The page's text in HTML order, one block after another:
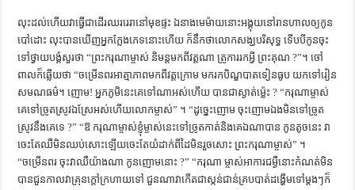
លុះ​ដល់​ហើយ​វា​ធ្វើ​ជា​ដើរ​ឈរ​រេរា​នៅ​មុខ​ផ្ទះ ឯ​នាង​មេម៉ាយ​នោះ​អង្គុយ​នៅ​រាន​ហាល​ឲ្យ​កូន​
បៅ​ដោះ លុះ​បាន​ឃើញ​អ្នក​ក្លែង​ភេទ​នោះ​ហើយ ក៏​នឹក​ថា​លោក​សង្ឃ​បរិសុទ្ធ ទើប​បី​កូន​ចុះ​
ទៅ​ថ្វាយ​បង្គំ​សួរ​ថា “ព្រះ​ករុណា​ម្ចាស់ និមន្ត​មក​ពី​វត្ត​ណា ត្រូ​ការ​រក​អ្វី ព្រះគុណ ?”។ ចៅ​
ពាល​ក៏​ឆ្លើយ​ថា “ចម្រើន​ពរ​អាត្មា​ភាព​មក​ពី​វត្ត​ក្រោម មក​រក​បិណ្ឌ​បាត​ទៀន​ធូប យក​ទៅ​រៀន​
សមណ​ធម៌​។ ញោម! អ្នក​ភូមិ​នេះ​គេ​ទៅ​ណា​អស់​ហើយ បាន​ជា​ស្ងាត់​ម្ល៉េះ ? “ករុណា​ម្ចាស់
គេ​ទៅ​ច្រូត​ស្រូវ​ឯ​ស្រែ​អស់​ហើយ​លោក​ម្ចាស់” ។ “ដូច្នេះ​ញោម ចុះ​ញោម​ឯង​មិន​ទៅ​ច្រូត​
ស្រូវ​នឹង​គេ​ទេ ?” “ឱ ​ករុណា​ម្ចាស់​ខ្ញុំ​ម្ចាស់​នេះ​ទៅ​ច្រូត​កាត់​និង​គេ​ឯ​ណា​បាន កូន​តូច​នេះ វា​
ចេះ​តែ​ឈឺ​មិន​ឈប់​សោះ​ឡើយ​ចេះ​តែ​យំ​ដាក់​ពី​ដៃ​មិន​រួច​សោះ ព្រះ​ករុណា​ម្ចាស់” ។
“ចម្រើន​ពរ ចុះ​វា​ឈឺ​យ៉ាង​ណា កូន​ញោម​នោះ ?” “ករុណា ​ម្ចាស់​អាការ​ជម្ងឺ​នោះ​កំណត់​មិន​
បាន​ជួន​កាល​វា​គ្រុន​ក្ដៅ​ក្រហាយ​ទៅ ជួន​ណា​វា​កើត​ជា​ស្កន់​ជាន់​គ្រប​បាត់​ដង្ហើម​ទៅ​ម្ដងៗ​ក៏​